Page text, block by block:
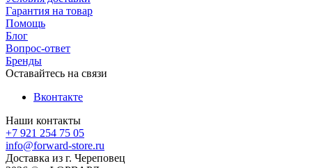
Гарантия на товар
Помощь
Блог
Вопрос-ответ
Бренды
Оставайтесь на связи
Вконтакте
Наши контакты
+7 921 254 75 05
info@forward-store.ru
Доставка из г. Череповец